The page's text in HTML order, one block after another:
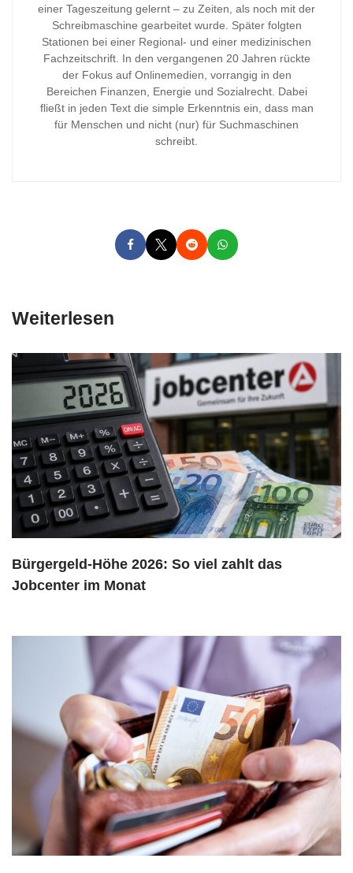
einer Tageszeitung gelernt – zu Zeiten, als noch mit der
Schreibmaschine gearbeitet wurde. Später folgten
Stationen bei einer Regional- und einer medizinischen
Fachzeitschrift. In den vergangenen 20 Jahren rückte
der Fokus auf Onlinemedien, vorrangig in den
Bereichen Finanzen, Energie und Sozialrecht. Dabei
fließt in jeden Text die simple Erkenntnis ein, dass man
für Menschen und nicht (nur) für Suchmaschinen
schreibt.
Weiterlesen
Bürgergeld-Höhe 2026: So viel zahlt das
Jobcenter im Monat